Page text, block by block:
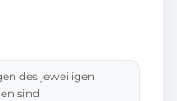
des jeweiligen
sind